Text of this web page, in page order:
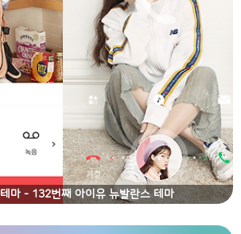
마 - 132번째 아이유 뉴발란스 테마